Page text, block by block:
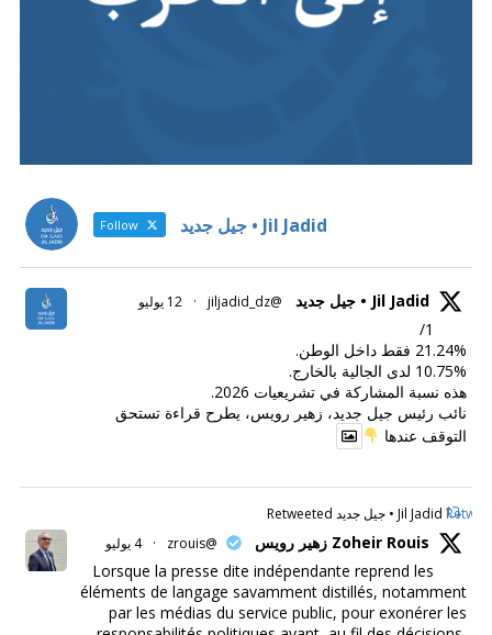
Jil Jadid • جيل جديد Follow
Jil Jadid • جيل جديد @jiljadid_dz
· 12 يوليو
1/
21.24% فقط داخل الوطن.
10.75% لدى الجالية بالخارج.
هذه نسبة المشاركة في تشريعيات 2026.
نائب رئيس جيل جديد، زهير رويس، يطرح قراءة تستحق
التوقف عندها
Jil Jadid • جيل جديد Retweeted
Zoheir Rouis زهير رويس @zrouis
· 4 يوليو
Lorsque la presse dite indépendante reprend les
éléments de langage savamment distillés, notamment
par les médias du service public, pour exonérer les